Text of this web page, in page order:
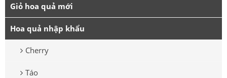
Giỏ hoa quả mới
Hoa quả nhập khẩu
Cherry
Táo